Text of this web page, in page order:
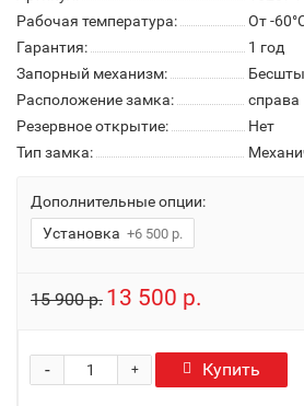
Рабочая температура:
От -
Гарантия:
1 год
Запорный механизм:
Расположение замка:
справа
Резервное открытие:
Нет
Тип замка:
Дополнительные опции:
Установка +6 500 р.
15 900 р. 13 500 р.
+
- Купить